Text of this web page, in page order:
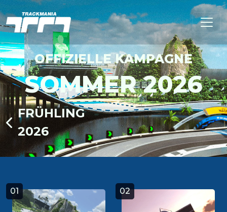
FRÜHLING
2026
OFFIZIELLE KAMPAGNE
SOMMER 2026
01 02